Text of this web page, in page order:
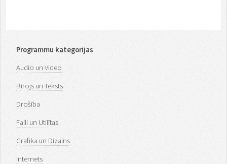
Programmu kategorijas
Audio un Video
Birojs un Teksts
Drošība
Faili un Utilītas
Grafika un Dizains
Internets